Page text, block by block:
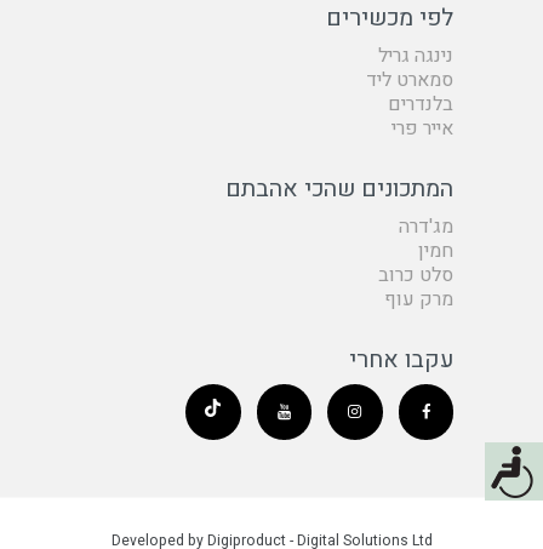
לפי מכשירים
נינגה גריל
סמארט ליד
בלנדרים
אייר פרי
המתכונים שהכי אהבתם
מג'דרה
חמין
סלט כרוב
מרק עוף
עקבו אחרי
Developed by Digiproduct - Digital Solutions Ltd